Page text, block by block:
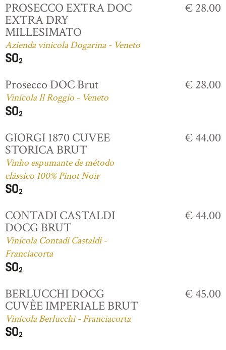
PROSECCO EXTRA DOC
EXTRA DRY
MILLESIMATO
Azienda vinicola Dogarina - Veneto
€ 28.00
Prosecco DOC Brut
Vinícola Il Roggio - Veneto
€ 28.00
GIORGI 1870 CUVEE
STORICA BRUT
Vinho espumante de método
clássico 100% Pinot Noir
€ 44.00
CONTADI CASTALDI
DOCG BRUT
Vinícola Contadi Castaldi -
Franciacorta
€ 44.00
BERLUCCHI DOCG
CUVÈE IMPERIALE BRUT
Vinícola Berlucchi - Franciacorta
€ 45.00